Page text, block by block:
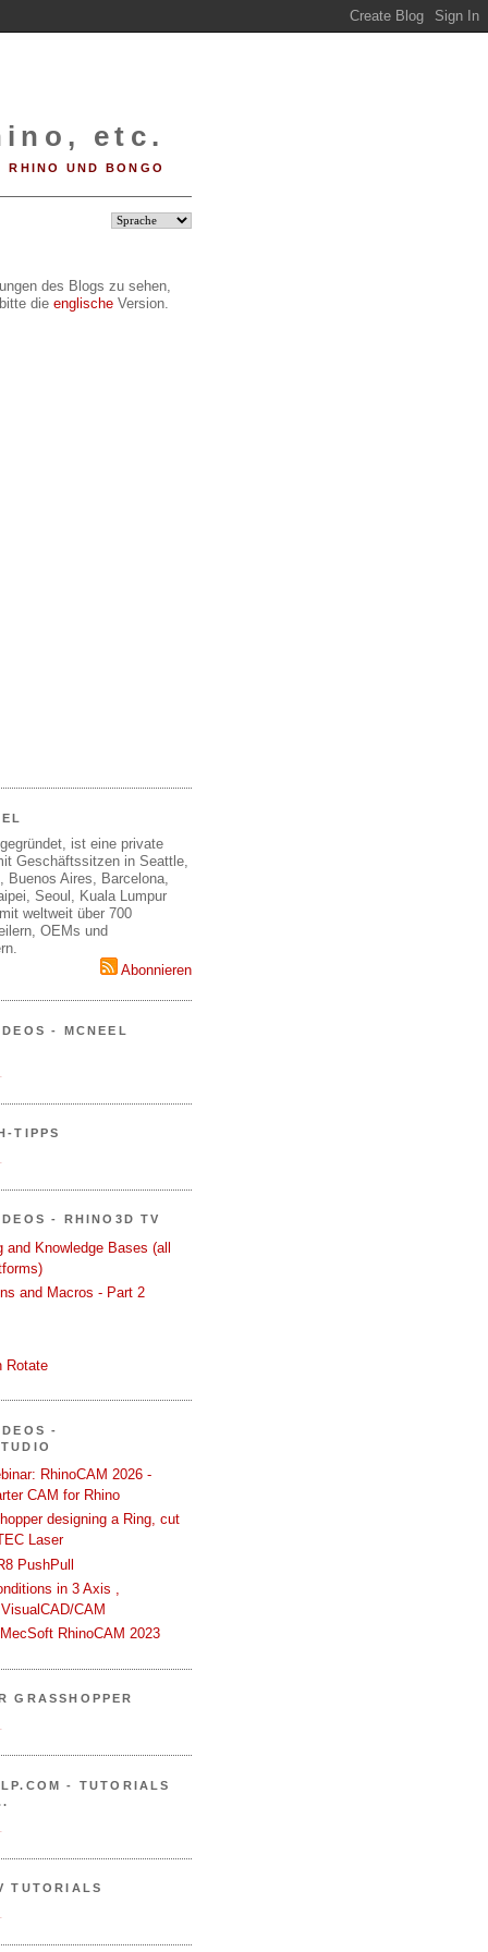
etc.
RHINO UND BONGO
des Blogs zu sehen,
die englische Version.
ist eine private
Geschäftssitzen in Seattle,
Buenos Aires, Barcelona,
Seoul, Kuala Lumpur
weltweit über 700
OEMs und
Abonnieren
- MCNEEL
TIPPS
- RHINO3D TV
and Knowledge Bases (all
and Macros - Part 2
Rotate
-
RhinoCAM 2026 -
CAM for Rhino
designing a Ring, cut
Laser
PushPull
in 3 Axis ,
CAM
RhinoCAM 2023
GRASSHOPPER
- TUTORIALS
TUTORIALS